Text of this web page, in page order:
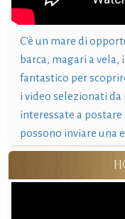
C'è un mare di
barca, magari a vela,
fantastico per
i video selezionati
interessate a
possono inviare una